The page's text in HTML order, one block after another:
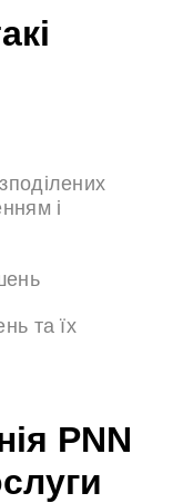
і
та їх
PNN